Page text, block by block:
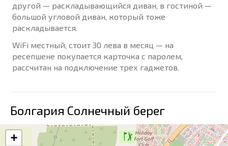
другой — раскладывающийся диван, в гостиной —
большой угловой диван, который тоже
раскладывается.
WiFi местный, стоит 30 лева в месяц — на
ресепшене покупается карточка с паролем,
рассчитан на подключение трех гаджетов.
Болгария Солнечный берег
+